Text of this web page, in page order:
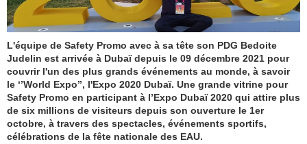
L'équipe de Safety Promo avec à sa tête son PDG Bedoite
Judelin est arrivée à Dubaï depuis le 09 décembre 2021 pour
couvrir l'un des plus grands événements au monde, à savoir
le ‘’World Expo’’, l'Expo 2020 Dubaï. Une grande vitrine pour
Safety Promo en participant à l’Expo Dubaï 2020 qui attire plus
de six millions de visiteurs depuis son ouverture le 1er
octobre, à travers des spectacles, événements sportifs,
célébrations de la fête nationale des EAU.